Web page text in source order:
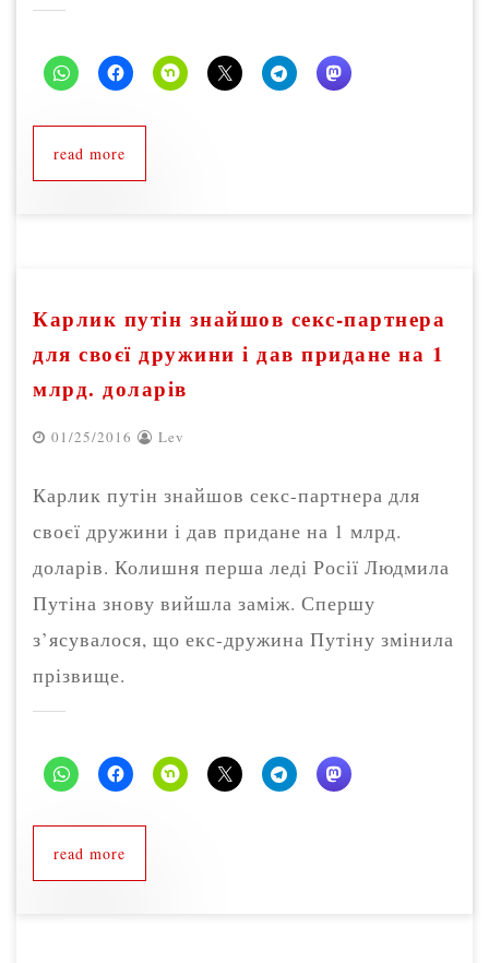
read more
Карлик путін знайшов секс-партнера
для своєї дружини і дав придане на 1
млрд. доларів
01/25/2016 Lev
Карлик путін знайшов секс-партнера для
своєї дружини і дав придане на 1 млрд.
доларів. Колишня перша леді Росії Людмила
Путіна знову вийшла заміж. Спершу
з’ясувалося, що екс-дружина Путіну змінила
прізвище.
read more